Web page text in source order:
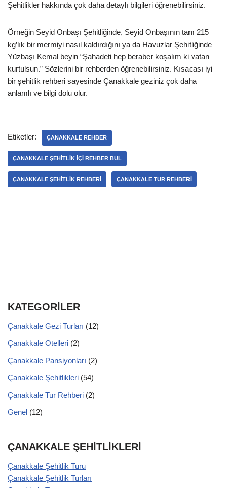
Şehitlikler hakkında çok daha detaylı bilgileri öğrenebilirsiniz.
Örneğin Seyid Onbaşı Şehitliğinde, Seyid Onbaşının tam 215
kg’lık bir mermiyi nasıl kaldırdığını ya da Havuzlar Şehitliğinde
Yüzbaşı Kemal beyin “Şahadeti hep beraber koşalım ki vatan
kurtulsun.” Sözlerini bir rehberden öğrenebilirsiniz. Kısacası iyi
bir şehitlik rehberi sayesinde Çanakkale geziniz çok daha
anlamlı ve bilgi dolu olur.
Etiketler: ÇANAKKALE REHBER
ÇANAKKALE ŞEHITLIK IÇI REHBER BUL
ÇANAKKALE ŞEHITLIK REHBERI ÇANAKKALE TUR REHBERI
KATEGORİLER
Çanakkale Gezi Turları (12)
Çanakkale Otelleri (2)
Çanakkale Pansiyonları (2)
Çanakkale Şehitlikleri (54)
Çanakkale Tur Rehberi (2)
Genel (12)
ÇANAKKALE ŞEHİTLİKLERİ
Çanakkale Şehitlik Turu
Çanakkale Şehitlik Turları